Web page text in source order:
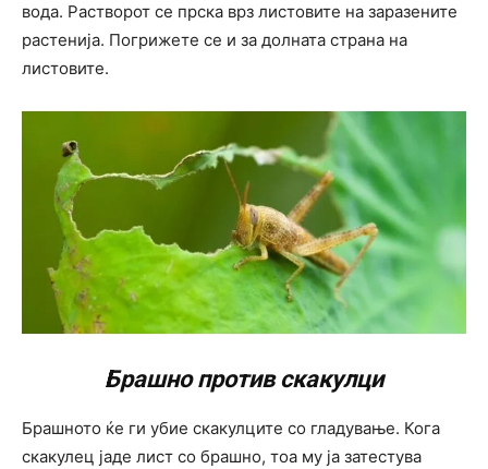
вода. Растворот се прска врз листовите на заразените
растенија. Погрижете се и за долната страна на
листовите.
Брашно против скакулци
Брашното ќе ги убие скакулците со гладување. Кога
скакулец јаде лист со брашно, тоа му ја затестува